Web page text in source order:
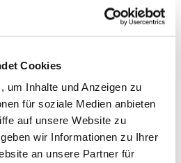
Cookies
um Inhalte und Anzeigen zu
für soziale Medien anbieten
auf unsere Website zu
wir Informationen zu Ihrer
an unsere Partner für
mit der Herausforderung aus